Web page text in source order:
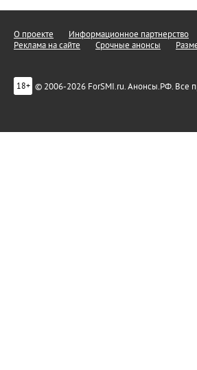
О проекте Информационное партнерство
Реклама на сайте
Срочные анонсы
18+ © 2006-2026 ForSMI.ru. Анонсы.РФ. Все